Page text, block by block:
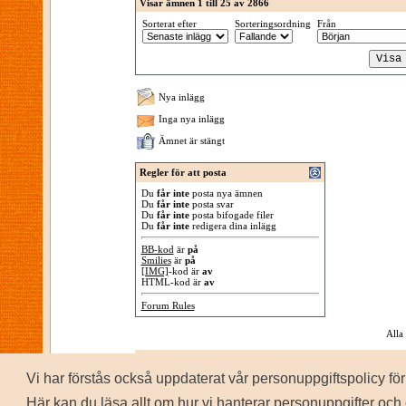
Vi har förstås också uppdaterat vår personuppgiftspolicy
Här kan du läsa allt om hur vi hanterar personuppgifter och
Visar ämnen 1 till 25 av 2866
Sorterat efter
Sorteringsordning Från
Nya inlägg
Inga nya inlägg
Ämnet är stängt
Regler för att posta
Du får inteposta nya ämnen
Du får inteposta svar
Du får inteposta bifogade filer
Du får interedigera dina inlägg
BB-kod är på
Smiliesär på
[IMG]-kod är av
HTML-kod är av
Forum Rules
Alla